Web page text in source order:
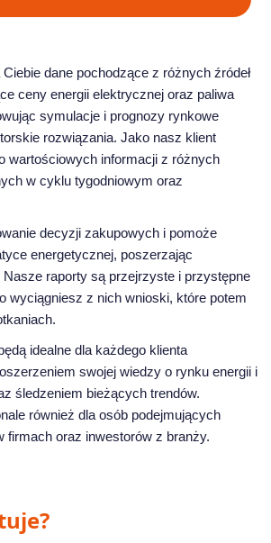
dane pochodzące z różnych źródeł
ceny energii elektrycznej oraz paliwa
symulacje i prognozy rynkowe
rozwiązania. Jako nasz klient
wartościowych informacji z różnych
w cyklu tygodniowym oraz
decyzji zakupowych i pomoże
energetycznej, poszerzając
raporty są przejrzyste i przystępne
wyciągniesz z nich wnioski, które potem
idealne dla każdego klienta
swojej wiedzy o rynku energii i
śledzeniem bieżących trendów.
również dla osób podejmujących
firmach oraz inwestorów z branży.